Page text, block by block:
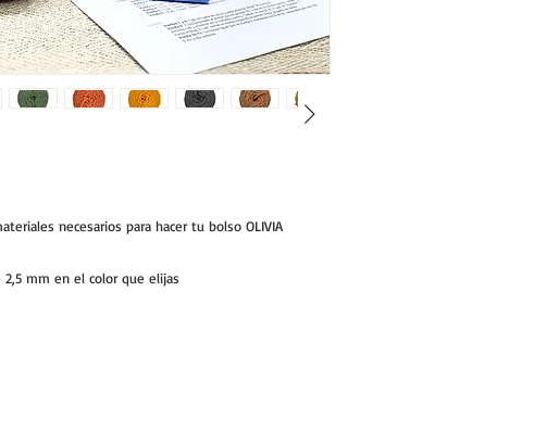
necesarios para hacer tu bolso OLIVIA
mm en el color que elijas